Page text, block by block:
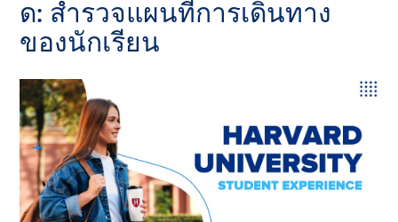
ด: สํารวจแผนที่การเดินทาง
ของนักเรียน